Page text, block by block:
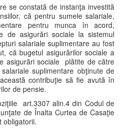
se constată de instanţa investită
că pentru sumele salariale,
pentru munca în acord,
de asigurări sociale la sistemul
salariale suplimentare au fost
că bugetul asigurărilor sociale a
asigurări sociale plătite de către
suplimentare obţinute de
contribuţie să fie avută în
de pensie.
art.3307 alin.4 din Codul de
de Înalta Curtea de Casaţie
obligatorii.